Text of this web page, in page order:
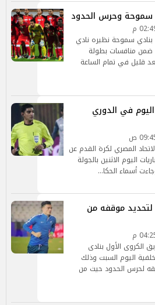
سموحة وحرس الحدود
بنادي سموحة نظيره نادي
ضمن منافسات بطولة
بعد قليل في تمام الساعة
في الدوري
المصري لكرة القدم عن
اليوم الاثنين بالجولة
موقفه من
الكروى الأول بنادى
اليوم السبت وذلك
لحرس الحدود حيث من